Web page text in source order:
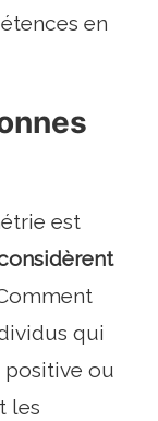
en
est
qui
positive ou
les